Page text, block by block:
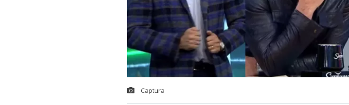
Captura